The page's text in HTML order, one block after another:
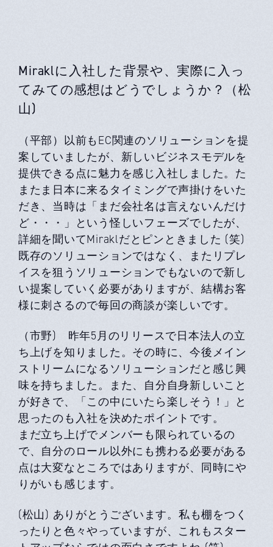
Miraklに入社した背景や、実際に入っ
てみての感想はどうでしょうか？（松
山)
（平部）以前もEC関連のソリューションを提
案していましたが、新しいビジネスモデルを
提供できる点に魅力を感じ入社しました。た
またま日本に来るタイミングで声掛けをいた
だき、当時は「まだ会社名は言えないんだけ
ど・・・」という怪しいフェーズでしたが、
詳細を聞いてMiraklだとピンときました (笑)
既存のソリューションではなく、またリプレ
イスを狙うソリューションでもないので新し
い提案していく必要がありますが、結構お客
様に刺さるので毎回の商談が楽しいです。
（市野) 昨年5月のリリースで日本法人の立
ち上げを知りました。その時に、今後メイン
ストリームになるソリューションだと感じ興
味を持ちました。また、自分自身新しいこと
が好きで、「この中にいたら楽しそう！」と
思ったのも入社を決めたポイントです。
まだ立ち上げでメンバーも限られているの
で、自分のロール以外にも携わる必要がある
点は大変なところではありますが、同時にや
りがいも感じます。
(松山) ありがとうございます。私も棚をつく
ったりと色々やっていますが、これもスター